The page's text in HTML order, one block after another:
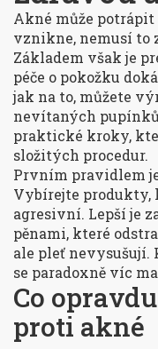
Akné může potrápit
vznikne, nemusí to
Základem však je
péče o pokožku
jak na to, můžete
nevítaných pupínků
praktické kroky,
složitých procedur.
Prvním pravidlem
Vybírejte produkty,
agresivní. Lepší je
pěnami, které
ale pleť nevysušují.
se paradoxně víc
Co
proti akné